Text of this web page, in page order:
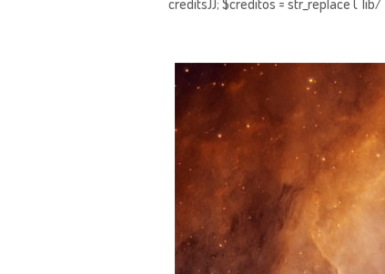
credits)); $creditos = str_replace